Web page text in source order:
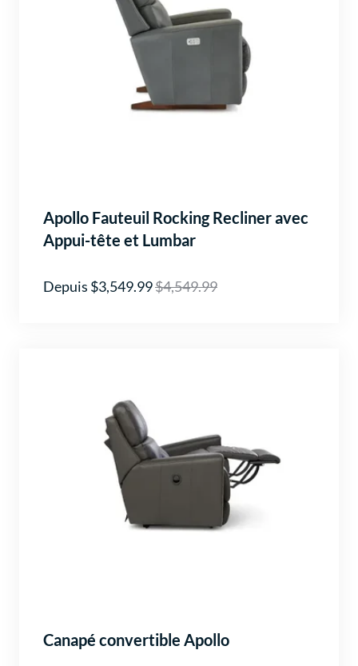
Apollo Fauteuil Rocking Recliner avec
Appui-tête et Lumbar
Depuis $3,549.99$4,549.99
Canapé convertible Apollo